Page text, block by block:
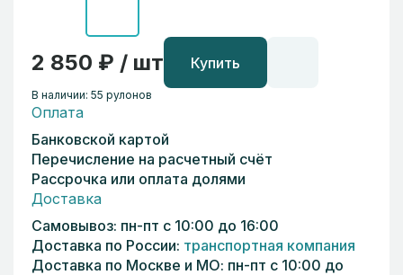
2 850 ₽ / шт Купить
В наличии: 55 рулонов
Оплата
Банковской картой
Перечисление на расчетный счёт
Рассрочка или оплата долями
Доставка
Самовывоз: пн-пт с 10:00 до 16:00
Доставка по России: транспортная компания
Доставка по Москве и МО: пн-пт с 10:00 до